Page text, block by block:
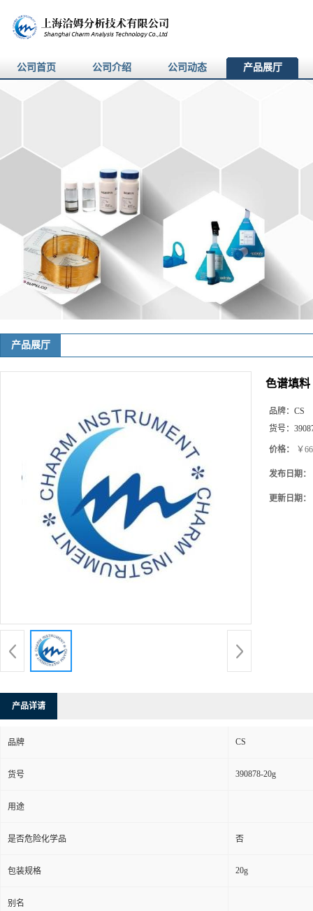
公司首页 公司介绍 公司动态 产品展厅
产品展厅
色谱填料
品牌： CS
货号：
价格： ￥
发布日期：
更新日期：
产品详请
品牌 CS
货号 390878-20g
用途
是否危险化学品 否
包装规格 20g
别名